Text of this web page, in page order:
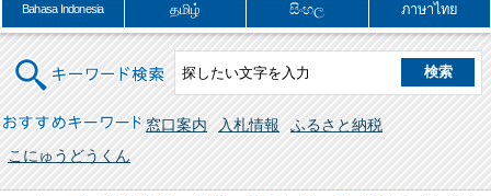
Bahasa Indonesia தமிழ் සිංහල ภาษาไทย
キーワード検索
おすすめキーワード 窓口案内 入札情報
ふるさと納税
こにゅうどうくん